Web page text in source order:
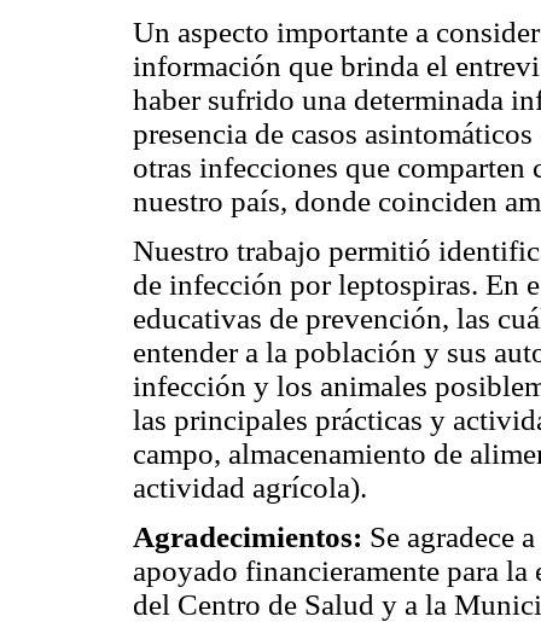
Un aspecto importante a
información que brinda el
haber sufrido una determinada
presencia de casos
otras infecciones que comparten
nuestro país, donde coinciden
Nuestro trabajo permitió
de infección por leptospiras. En
educativas de prevención, las
entender a la población y sus
infección y los animales
las principales prácticas y
campo, almacenamiento de
actividad agrícola).
Agradecimientos: Se agradece
apoyado financieramente para
del Centro de Salud y a la